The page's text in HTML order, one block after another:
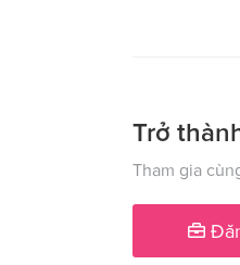
Dịch vụ cưới tại
Dịch vụ cưới
Trở
Tham gia